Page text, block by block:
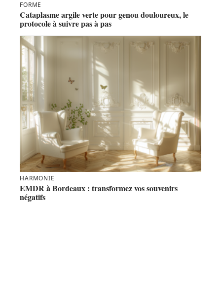
FORME
Cataplasme argile verte pour genou douloureux, le
protocole à suivre pas à pas
HARMONIE
EMDR à Bordeaux : transformez vos souvenirs
négatifs